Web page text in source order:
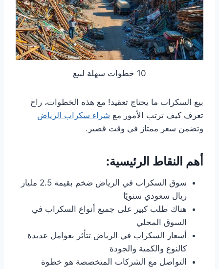
10 خطوات سهلة لبيع
بيع السكراب ما يحتاج تعقيد! مع هذه الخطوات، راح
تعرف كيف ترتب الأمور مع شراء سكراب الرياض
وتضمن سعر ممتاز في وقت قصير.
أهم النقاط الرئيسية:
سوق السكراب في الرياض ضخم بقيمة 2.5 مليار
ريال سعودي سنويًا
هناك طلب كبير على جميع أنواع السكراب في
السوق المحلي
أسعار السكراب في الرياض تتأثر بعوامل عديدة
كالنوع والكمية والجودة
التواصل مع الشركات المتخصصة هو خطوة